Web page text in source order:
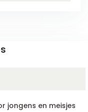
jongens en meisjes